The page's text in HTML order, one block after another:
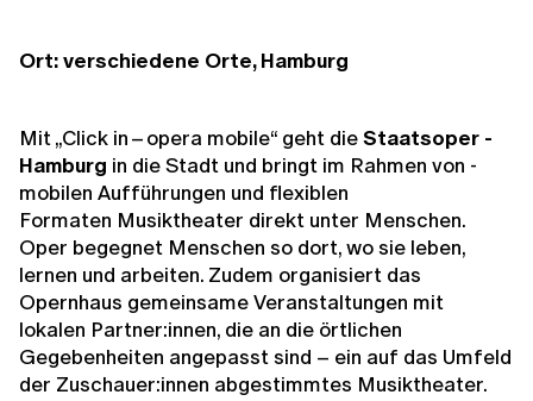
Ort: verschiedene Orte, Hamburg
Mit „Click in – opera mobile“ geht dieStaatsoper ­
Hamburg in die Stadt und bringt im Rahmen von­ ­
mobilen Aufführungen und flexiblen
Formaten Musiktheater direkt unter Menschen.
Oper begegnet Menschen so dort, wo sie leben,
lernen und arbeiten. Zudem organisiert das
Opernhaus gemein­same Veranstaltungen mit
lokalen Partner:innen, die an die örtlichen
Gegebenheiten angepasst sind – ein auf das Umfeld
der Zuschauer:innen abgestimmtes Musiktheater.